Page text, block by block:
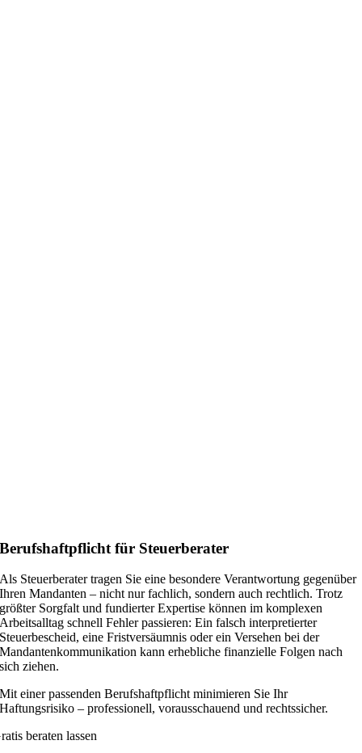
Berufshaftpflicht für Steuerberater
Als Steuerberater tragen Sie eine besondere Verantwortung gegenüber
Ihren Mandanten – nicht nur fachlich, sondern auch rechtlich. Trotz
größter Sorgfalt und fundierter Expertise können im komplexen
Arbeitsalltag schnell Fehler passieren: Ein falsch interpretierter
Steuerbescheid, eine Fristversäumnis oder ein Versehen bei der
Mandantenkommunikation kann erhebliche finanzielle Folgen nach
sich ziehen.
Mit einer passenden Berufshaftpflicht minimieren Sie Ihr
Haftungsrisiko – professionell, vorausschauend und rechtssicher.
beraten lassen